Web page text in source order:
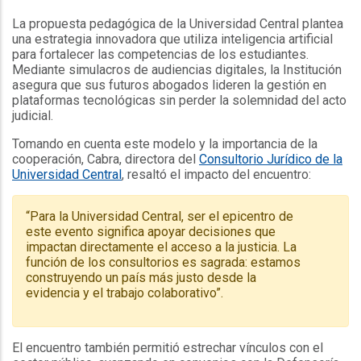
La propuesta pedagógica de la Universidad Central plantea
una estrategia innovadora que utiliza inteligencia artificial
para fortalecer las competencias de los estudiantes.
Mediante simulacros de audiencias digitales, la Institución
asegura que sus futuros abogados lideren la gestión en
plataformas tecnológicas sin perder la solemnidad del acto
judicial.
Tomando en cuenta este modelo y la importancia de la
cooperación, Cabra, directora del Consultorio Jurídico de la
Universidad Central, resaltó el impacto del encuentro:
“Para la Universidad Central, ser el epicentro de
este evento significa apoyar decisiones que
impactan directamente el acceso a la justicia. La
función de los consultorios es sagrada: estamos
construyendo un país más justo desde la
evidencia y el trabajo colaborativo”.
El encuentro también permitió estrechar vínculos con el